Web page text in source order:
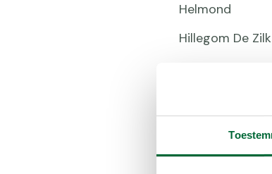
Helmond
Hillegom De Zilk
Landgraaf